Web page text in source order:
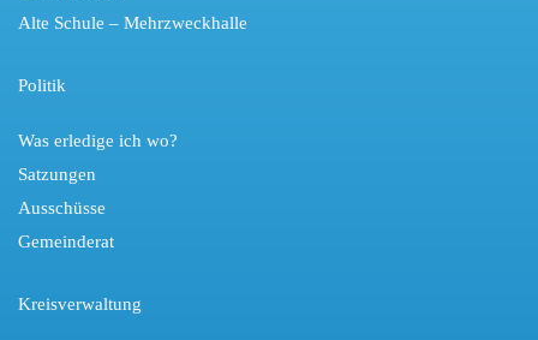
Alte Schule – Mehrzweckhalle
Politik
Was erledige ich wo?
Satzungen
Ausschüsse
Gemeinderat
Kreisverwaltung